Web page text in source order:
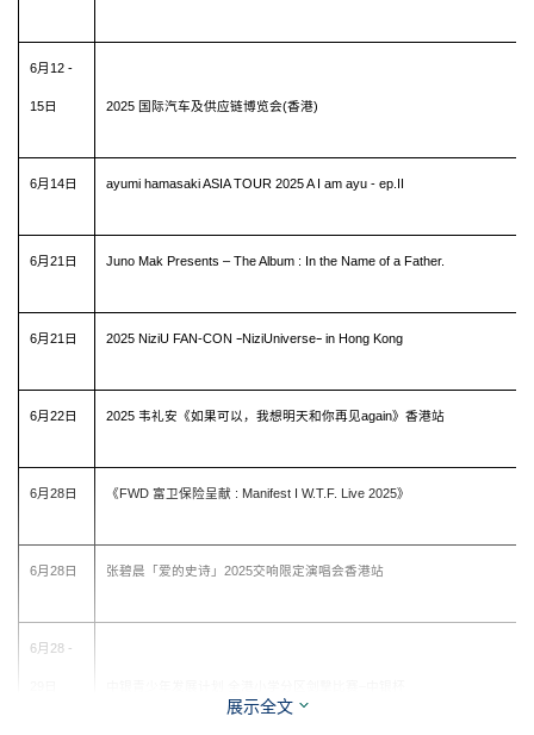
6月12 -
15日 2025 国际汽车及供应链博览会(香港)
6月14日 ayumi hamasaki ASIA TOUR 2025 A I am ayu - ep.II
6月21日 Juno Mak Presents – The Album : In the Name of a Father.
6月21日 2025 NiziU FAN-CON ｰNiziUniverseｰ in Hong Kong
6月22日 2025 韦礼安《如果可以，我想明天和你再见again》香港站
6月28日 《FWD 富卫保险呈献 : Manifest I W.T.F. Live 2025》
6月28日 张碧晨「爱的史诗」2025交响限定演唱会香港站
6月28 -
展示全文